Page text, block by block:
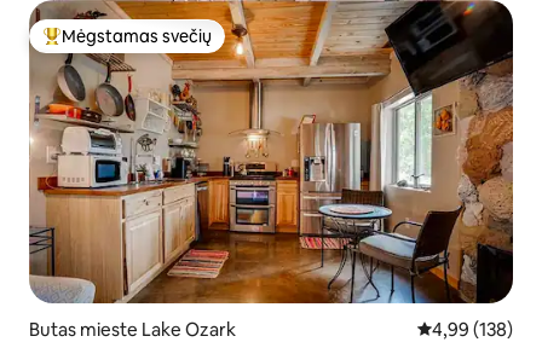
Svečių mėgstamiausias
Mėgstamas svečių
Butas mieste Lake Ozark Vidutinis
4,99 (138)